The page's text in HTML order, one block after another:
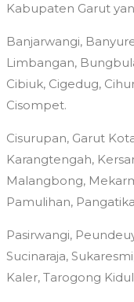
Kabupaten Garut
Banjarwangi,
Limbangan,
Cibiuk, Cigedug,
Cisompet.
Cisurupan, Garut
Karangtengah,
Malangbong,
Pamulihan,
Pasirwangi,
Sucinaraja,
Kaler, Tarogong